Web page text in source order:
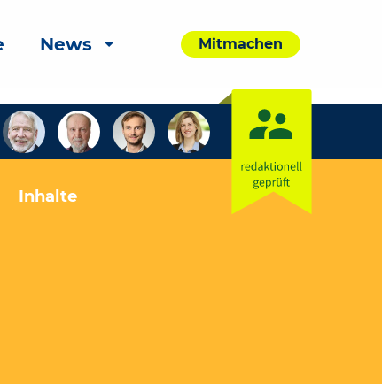
News Mitmachen
Inhalte